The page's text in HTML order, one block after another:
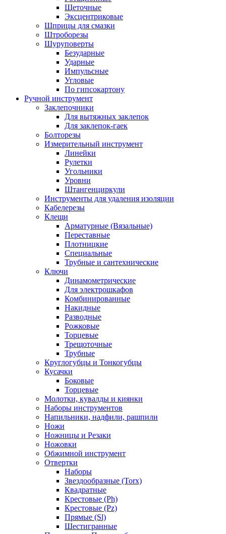
Щеточные
Эксцентриковые
Шприцы для смазки
Штроборезы
Шуруповерты
Безударные
Ударные
Импульсные
Угловые
По гипсокартону
Ручной инструмент
Заклепочники
Для вытяжных заклепок
Для заклепок-гаек
Болторезы
Измерительный инструмент
Линейки
Рулетки
Угольники
Уровни
Штангенциркули
Инструменты для удаления изоляции
Кабелерезы
Клещи
Арматурные (Вязальные)
Переставные
Плотницкие
Специальные
Трубные и сантехнические
Ключи
Динамометрические
Для электрошкафов
Комбинированные
Накидные
Разводные
Рожковые
Торцевые
Трещоточные
Трубные
Круглогубцы и Тонкогубцы
Кусачки
Боковые
Торцевые
Молотки, кувалды и киянки
Наборы инструментов
Напильники, надфили, рашпили
Ножи
Ножницы и Резаки
Ножовки
Обжимной инструмент
Отвертки
Наборы
Звездообразные (Torx)
Квадратные
Крестовые (Ph)
Крестовые (Pz)
Прямые (Sl)
Шестигранные